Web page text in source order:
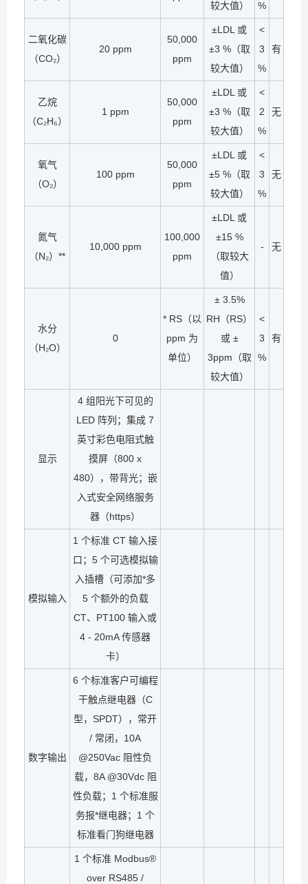
较大值）
%
二氧化碳
（CO₂）
20 ppm
50,000
ppm
±LDL 或
±3 %（取
较大值）
<
3
%
有
乙烷
（C₂H₆）
1 ppm
50,000
ppm
±LDL 或
±3 %（取
较大值）
<
2
%
无
氧气
（O₂）
100 ppm
50,000
ppm
±LDL 或
±5 %（取
较大值）
<
3
%
无
氮气
（N₂）**
10,000 ppm
100,000
ppm
±LDL 或
±15 %
（取较大
值）
- 无
水分
（H₂O）
0
* RS（以
ppm 为
单位）
± 3.5%
RH（RS）
或 ±
3ppm（取
较大值）
<
3
%
有
显示
4 组阳光下可见的
LED 阵列；集成 7
英寸彩色电阻式触
摸屏（800 x
480），带背光；嵌
入式安全网络服务
器（https）
模拟输入
1 个标准 CT 输入接
口；5 个可选模拟输
入插槽（可添加*多
5 个额外的负载
CT、PT100 输入或
4 - 20mA 传感器
卡）
数字输出
6 个标准客户可编程
干触点继电器（C
型，SPDT），常开
/ 常闭，10A
@250Vac 阻性负
载，8A @30Vdc 阻
性负载；1 个标准服
务报*继电器；1 个
标准看门狗继电器
1 个标准 Modbus®
over RS485 /